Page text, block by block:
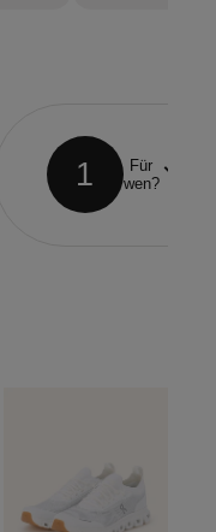
1
Für
wen?